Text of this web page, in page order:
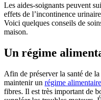
Les aides-soignants peuvent
effets de l’incontinence
Voici quelques conseils de
maison.
Un régime
Afin de préserver la santé de
maintenir un régime
fibres. Il est très important de